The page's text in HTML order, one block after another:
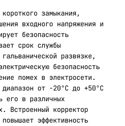
замыкания,
входного напряжения и
безопасность
срок службы
развязке,
безопасность
помех в электросети.
диапазон от -20°C до +50°C
его в различных
Встроенный корректор
эффективность